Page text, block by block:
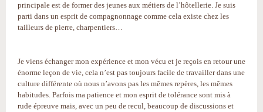
principale est de former des jeunes aux métiers de l’hôtellerie. Je suis
parti dans un esprit de compagnonnage comme cela existe chez les
tailleurs de pierre, charpentiers…
Je viens échanger mon expérience et mon vécu et je reçois en retour une
énorme leçon de vie, cela n’est pas toujours facile de travailler dans une
culture différente où nous n’avons pas les mêmes repères, les mêmes
habitudes. Parfois ma patience et mon esprit de tolérance sont mis à
rude épreuve mais, avec un peu de recul, beaucoup de discussions et